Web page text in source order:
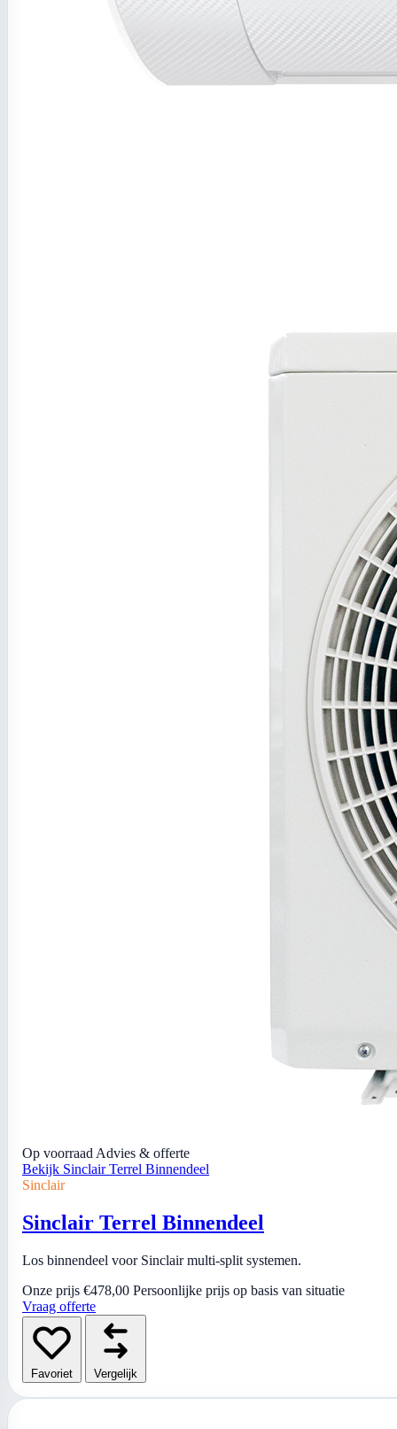
Op voorraad Advies & offerte
Bekijk Sinclair Terrel Binnendeel
Sinclair
Sinclair Terrel Binnendeel
Los binnendeel voor Sinclair multi-split systemen.
Onze prijs €478,00 Persoonlijke prijs op basis van situatie
Vraag offerte
Favoriet Vergelijk